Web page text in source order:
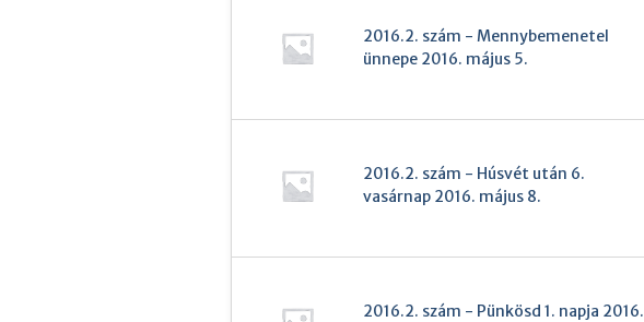
2016.2. szám - Mennybemenetel
ünnepe 2016. május 5.
2016.2. szám - Húsvét után 6.
vasárnap 2016. május 8.
2016.2. szám - Pünkösd 1. napja 2016.